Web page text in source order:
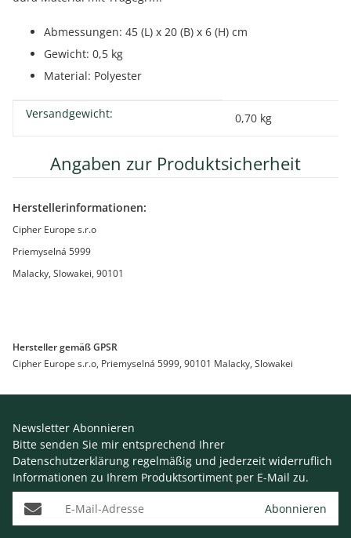
Abmessungen: 45 (L) x 20 (B) x 6 (H) cm
Gewicht: 0,5 kg
Material: Polyester
Produkteigenschaft
Wert
Versandgewicht: 0,70 kg
Angaben zur Produktsicherheit
Herstellerinformationen:
Cipher Europe s.r.o
Priemyselná 5999
Malacky, Slowakei, 90101
Hersteller gemäß GPSR
Cipher Europe s.r.o, Priemyselná 5999, 90101 Malacky, Slowakei
Newsletter Abonnieren
Bitte senden Sie mir entsprechend Ihrer
Datenschutzerklärung regelmäßig und jederzeit widerruflich
Informationen zu Ihrem Produktsortiment per E-Mail zu.
E-Mail-Adresse Abonnieren